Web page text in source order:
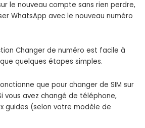
le nouveau compte sans rien perdre,
WhatsApp avec le nouveau numéro
Changer de numéro est facile à
quelques étapes simples.
que pour changer de SIM sur
vous avez changé de téléphone,
guides (selon votre modèle de